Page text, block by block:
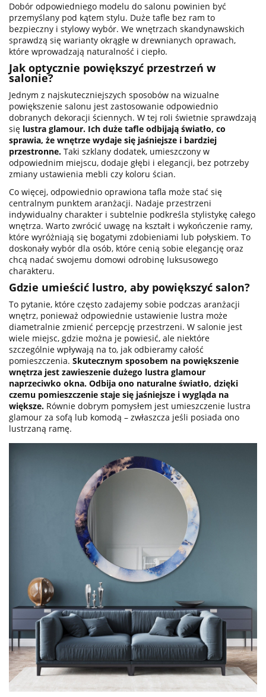
Dobór odpowiedniego modelu do salonu powinien być
przemyślany pod kątem stylu. Duże tafle bez ram to
bezpieczny i stylowy wybór. We wnętrzach skandynawskich
sprawdzą się warianty okrągłe w drewnianych oprawach,
które wprowadzają naturalność i ciepło.
Jak optycznie powiększyć przestrzeń w
salonie?
Jednym z najskuteczniejszych sposobów na wizualne
powiększenie salonu jest zastosowanie odpowiednio
dobranych dekoracji ściennych. W tej roli świetnie sprawdzają
się lustra glamour. Ich duże tafle odbijają światło, co
sprawia, że wnętrze wydaje się jaśniejsze i bardziej
przestronne. Taki szklany dodatek, umieszczony w
odpowiednim miejscu, dodaje głębi i elegancji, bez potrzeby
zmiany ustawienia mebli czy koloru ścian.
Co więcej, odpowiednio oprawiona tafla może stać się
centralnym punktem aranżacji. Nadaje przestrzeni
indywidualny charakter i subtelnie podkreśla stylistykę całego
wnętrza. Warto zwrócić uwagę na kształt i wykończenie ramy,
które wyróżniają się bogatymi zdobieniami lub połyskiem. To
doskonały wybór dla osób, które cenią sobie elegancję oraz
chcą nadać swojemu domowi odrobinę luksusowego
charakteru.
Gdzie umieścić lustro, aby powiększyć salon?
To pytanie, które często zadajemy sobie podczas aranżacji
wnętrz, ponieważ odpowiednie ustawienie lustra może
diametralnie zmienić percepcję przestrzeni. W salonie jest
wiele miejsc, gdzie można je powiesić, ale niektóre
szczególnie wpływają na to, jak odbieramy całość
pomieszczenia. Skutecznym sposobem na powiększenie
wnętrza jest zawieszenie dużego lustra glamour
naprzeciwko okna. Odbija ono naturalne światło, dzięki
czemu pomieszczenie staje się jaśniejsze i wygląda na
większe. Równie dobrym pomysłem jest umieszczenie lustra
glamour za sofą lub komodą – zwłaszcza jeśli posiada ono
lustrzaną ramę.